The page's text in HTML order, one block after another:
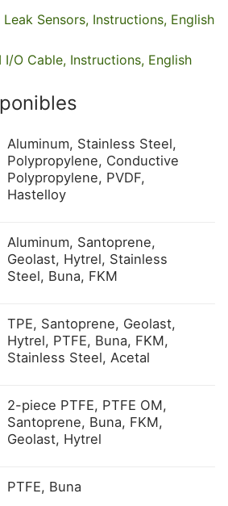
Leak Sensors, Instructions, English
I/O Cable, Instructions, English
Aluminum, Stainless Steel,
Polypropylene, Conductive
Polypropylene, PVDF,
Hastelloy
Aluminum, Santoprene,
Geolast, Hytrel, Stainless
Steel, Buna, FKM
TPE, Santoprene, Geolast,
Hytrel, PTFE, Buna, FKM,
Stainless Steel, Acetal
2-piece PTFE, PTFE OM,
Santoprene, Buna, FKM,
Geolast, Hytrel
PTFE, Buna